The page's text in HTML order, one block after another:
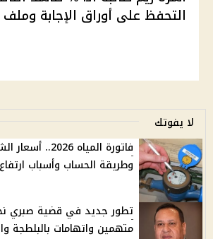
التحفظ على أوراق الإجابة وملف
لا يفوتك
فاتورة المياه
وطريقة الحساب وأسباب
تطور جديد في قضية صبري
متهمين واتهامات بالبلطجة